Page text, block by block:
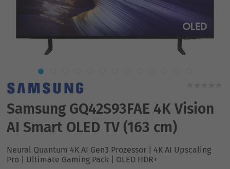
Samsung GQ42S93FAE 4K Vision
AI Smart OLED TV (163 cm)
Neural Quantum 4K AI Gen3 Prozessor | 4K AI Upscaling
Pro | Ultimate Gaming Pack | OLED HDR+